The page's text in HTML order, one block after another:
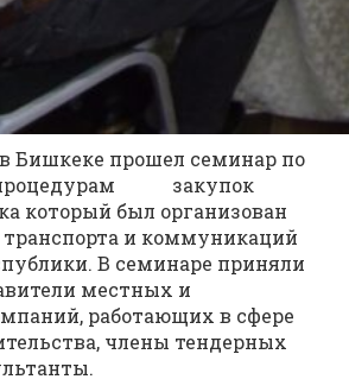
в Бишкеке прошел семинар по
процедурам закупок
который был организован
и коммуникаций
В семинаре приняли
местных и
работающих в сфере
члены тендерных